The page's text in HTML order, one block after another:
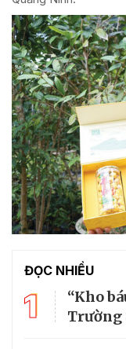
ĐỌC NHIỀU
1
“Kho
Trường